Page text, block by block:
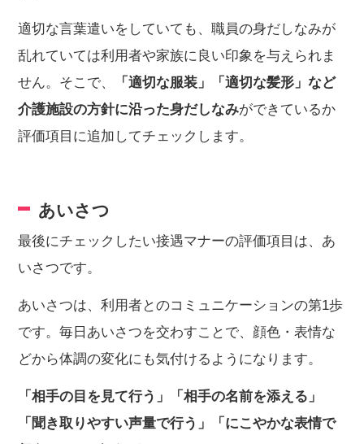
適切な言葉遣いをしていても、職員の身だしなみが
乱れていては利用者や家族に良い印象を与えられま
せん。そこで、
「適切な服装」「適切な髪形」など
介護施設の方針に沿った身だしなみができているか
評価項目に追加してチェックします。
あいさつ
最後にチェックしたい接遇マナーの評価項目は、あ
いさつです。
あいさつは、利用者とのコミュニケーションの第1歩
です。毎日あいさつを交わすことで、顔色・表情な
どから体調の変化にも気付けるようになります。
「相手の目を見て行う」「相手の名前を添える」
「聞き取りやすい声量で行う」「にこやかな表情で